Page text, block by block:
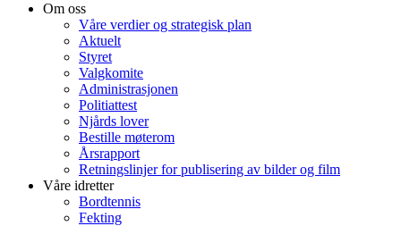
Om oss
Våre verdier og strategisk plan
Aktuelt
Styret
Valgkomite
Administrasjonen
Politiattest
Njårds lover
Bestille møterom
Årsrapport
Retningslinjer for publisering av bilder og film
Våre idretter
Bordtennis
Fekting